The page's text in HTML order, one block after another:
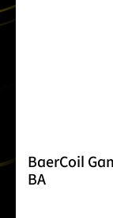
BaerCoil
BA